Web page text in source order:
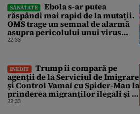
SĂNĂTATE
Ebola s-ar putea
răspândi mai rapid de la mutații.
OMS trage un semnal de alarmă
asupra pericolului unui virus
pentru care nu există vaccin
22:33
INEDIT
Trump îi compară pe
agenții de la Serviciul de Imigrare
și Control Vamal cu Spider-Man la
prinderea migranților ilegali și a
infractorilor
22:33